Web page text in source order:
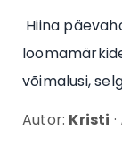
Hiina
võimalusi,
Autor: Kristi ·